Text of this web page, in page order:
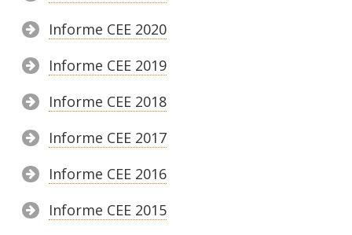
Informe CEE 2020
Informe CEE 2019
Informe CEE 2018
Informe CEE 2017
Informe CEE 2016
Informe CEE 2015